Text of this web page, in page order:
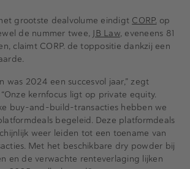
grootste dealvolume eindigt CORP. op
de nummer twee, JB Law, eveneens 81
claimt CORP. de toppositie dankzij een
was 2024 een succesvol jaar,” zegt
“Onze kernfocus ligt op private equity.
buy-and-build-transacties hebben we
begeleid. Deze platformdeals
weer leiden tot een toename van
Met het beschikbare dry powder bij
en de verwachte renteverlaging lijken